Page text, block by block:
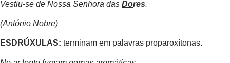
Vestiu-se de Nossa Senhora das Dores.
(António Nobre)
ESDRÚXULAS: terminam em palavras proparoxítonas.